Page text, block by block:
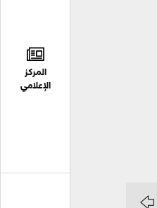
المركز
الإعلامي